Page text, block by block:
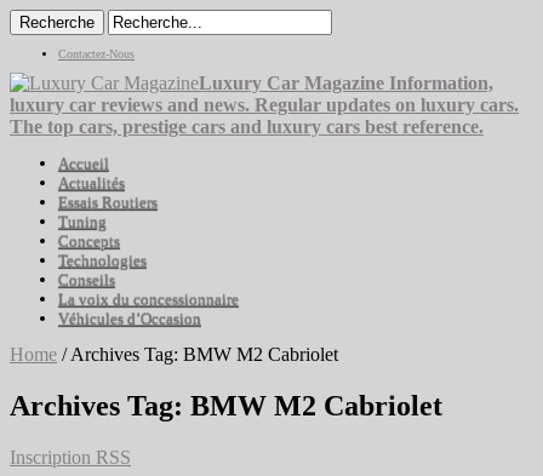
Contactez-Nous
Luxury Car Magazine Information,
luxury car reviews and news. Regular updates on luxury cars.
The top cars, prestige cars and luxury cars best reference.
Accueil
Actualités
Essais Routiers
Tuning
Concepts
Technologies
Conseils
La voix du concessionnaire
Véhicules d’Occasion
Home /Archives Tag: BMW M2 Cabriolet
Archives Tag: BMW M2 Cabriolet
Inscription RSS